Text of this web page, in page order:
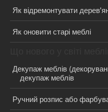
Як відремонтувати
Як оновити старі меблі
Декупаж меблів
декупаж меблів
Ручний розпис або